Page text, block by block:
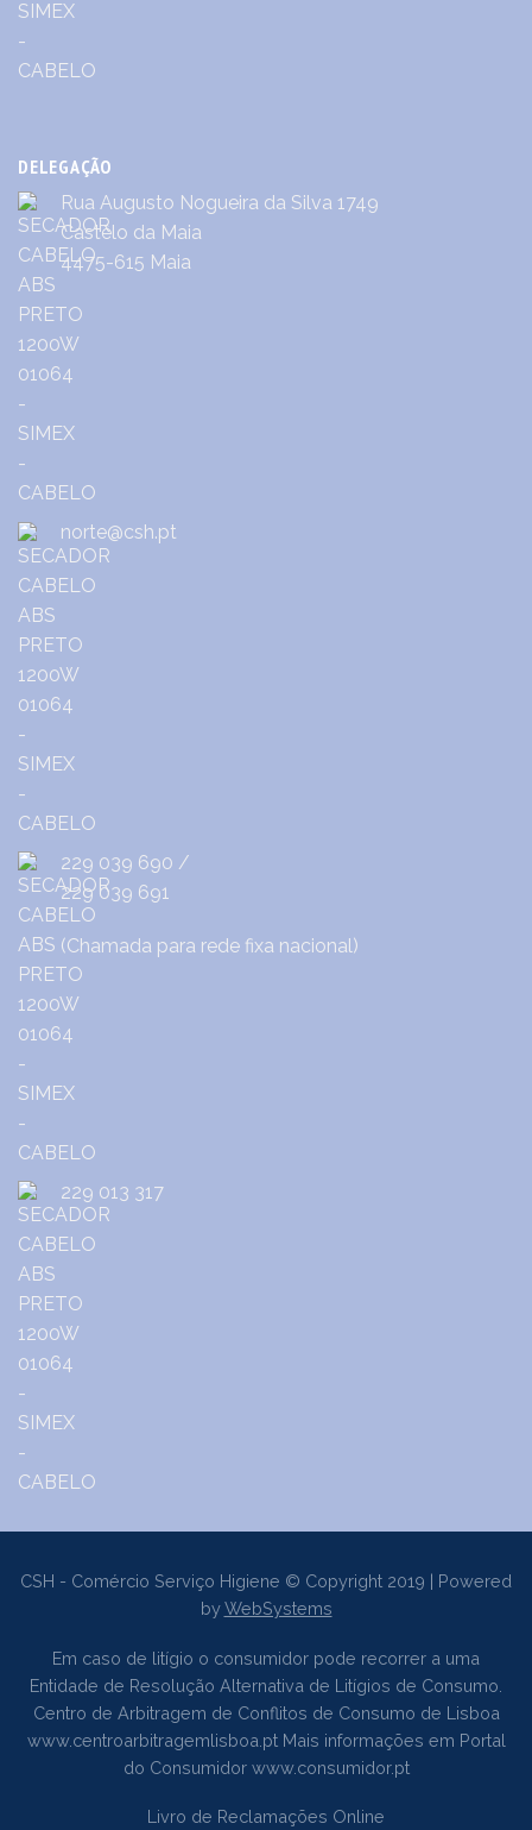
DELEGAÇÃO
Rua Augusto Nogueira da Silva 1749
Castêlo da Maia
4475-615 Maia
norte@csh.pt
229 039 690 /
229 039 691
(Chamada para rede fixa nacional)
229 013 317
CSH - Comércio Serviço Higiene © Copyright 2019 | Powered
byWebSystems
Em caso de litígio o consumidor pode recorrer a uma
Entidade de Resolução Alternativa de Litígios de Consumo.
Centro de Arbitragem de Conflitos de Consumo de Lisboa
www.centroarbitragemlisboa.ptMais informações em Portal
do Consumidor www.consumidor.pt
Livro de Reclamações Online